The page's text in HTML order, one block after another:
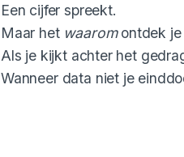
Een cijfer spreekt.
Maar het waaromontdek je
Als je kijkt achter het
Wanneer data niet je